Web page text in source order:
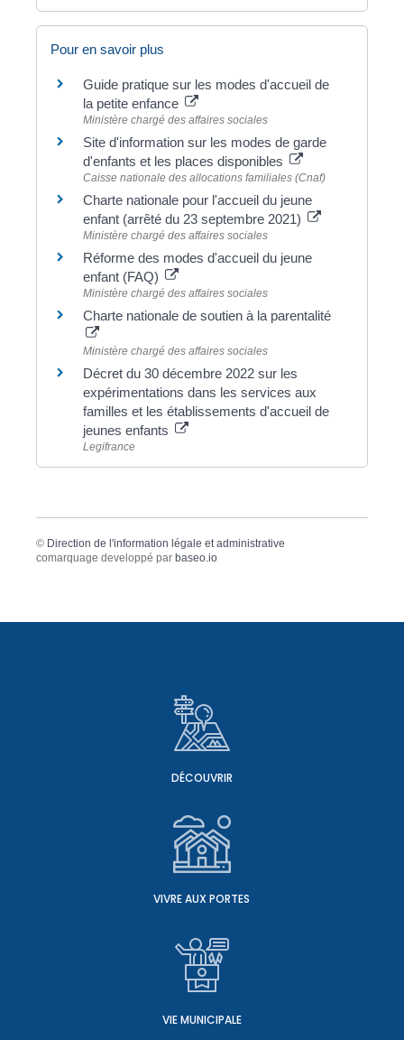
Pour en savoir plus
Guide pratique sur les modes d'accueil de
la petite enfance
Ministère chargé des affaires sociales
Site d'information sur les modes de garde
d'enfants et les places disponibles
Caisse nationale des allocations familiales (Cnaf)
Charte nationale pour l'accueil du jeune
enfant (arrêté du 23 septembre 2021)
Ministère chargé des affaires sociales
Réforme des modes d'accueil du jeune
enfant (FAQ)
Ministère chargé des affaires sociales
Charte nationale de soutien à la parentalité
Ministère chargé des affaires sociales
Décret du 30 décembre 2022 sur les
expérimentations dans les services aux
familles et les établissements d'accueil de
jeunes enfants
Legifrance
© Direction de l'information légale et administrative
comarquage developpé par baseo.io
DÉCOUVRIR
VIVRE AUX PORTES
VIE MUNICIPALE